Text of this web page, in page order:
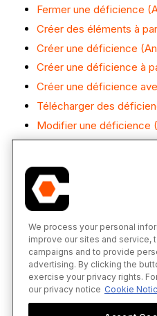
Fermer une déficience
Créer des éléments à
Créer une déficience
Créer une déficience à
Créer une déficience
Télécharger des
Modifier une déficience
Envoyer des déficiences
Notifier les personnes
Réaffecter une
Répondre à une
Rechercher et filtrer la
Afficher les déficiences
We process your personal
improve our sites and service,
campaigns and to provide
advertising. By clicking the
exercise your privacy rights.
our privacy notice Cookie